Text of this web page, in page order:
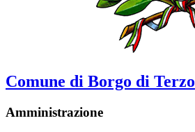
Comune di Borgo di Terzo
Amministrazione